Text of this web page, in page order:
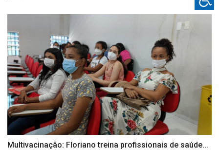
Multivacinação: Floriano treina profissionais de saúde...